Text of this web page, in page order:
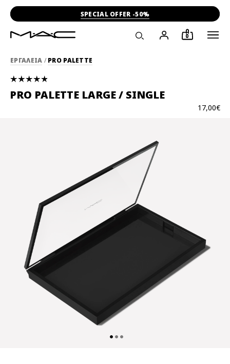
SPECIAL OFFER -50%
0
ΕΡΓΑΛΕΙΑ / PRO PALETTE
PRO PALETTE LARGE / SINGLE
17,00€